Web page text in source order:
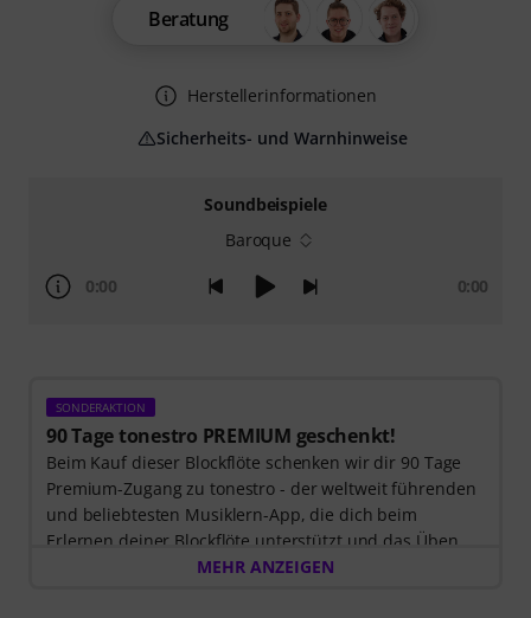
Soundbeispiele
Baroque
0:00 0:00
SONDERAKTION
90 Tage tonestro PREMIUM geschenkt!
Beim Kauf dieser Blockflöte schenken wir dir 90 Tage
Premium-Zugang zu tonestro - der weltweit führenden
und beliebtesten Musiklern-App, die dich beim
Erlernen deiner Blockflöte unterstützt und das Üben
zum Vergnügen wird. Entdecke die Welt der Musik mit
MEHR ANZEIGEN
Beratung
Herstellerinformationen
Sicherheits- und Warnhinweise